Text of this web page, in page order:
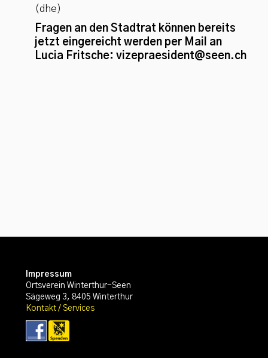
(dhe)
Fragen an den Stadtrat können bereits
jetzt eingereicht werden per Mail an
Lucia Fritsche: vizepraesident@seen.ch
Impressum
Ortsverein Winterthur-Seen
Sägeweg 3, 8405 Winterthur
Kontakt / Services